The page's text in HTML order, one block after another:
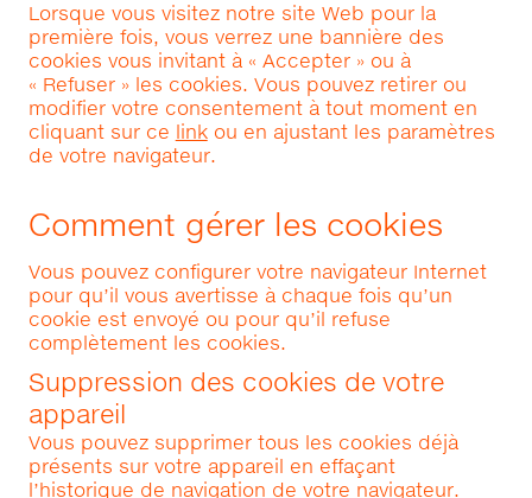
Lorsque vous visitez notre site Web pour la
première fois, vous verrez une bannière des
cookies vous invitant à « Accepter » ou à
« Refuser » les cookies. Vous pouvez retirer ou
modifier votre consentement à tout moment en
cliquant sur ce linkou en ajustant les paramètres
de votre navigateur.
Comment gérer les cookies
Vous pouvez configurer votre navigateur Internet
pour qu’il vous avertisse à chaque fois qu’un
cookie est envoyé ou pour qu’il refuse
complètement les cookies.
Suppression des cookies de votre
appareil
Vous pouvez supprimer tous les cookies déjà
présents sur votre appareil en effaçant
l’historique de navigation de votre navigateur.